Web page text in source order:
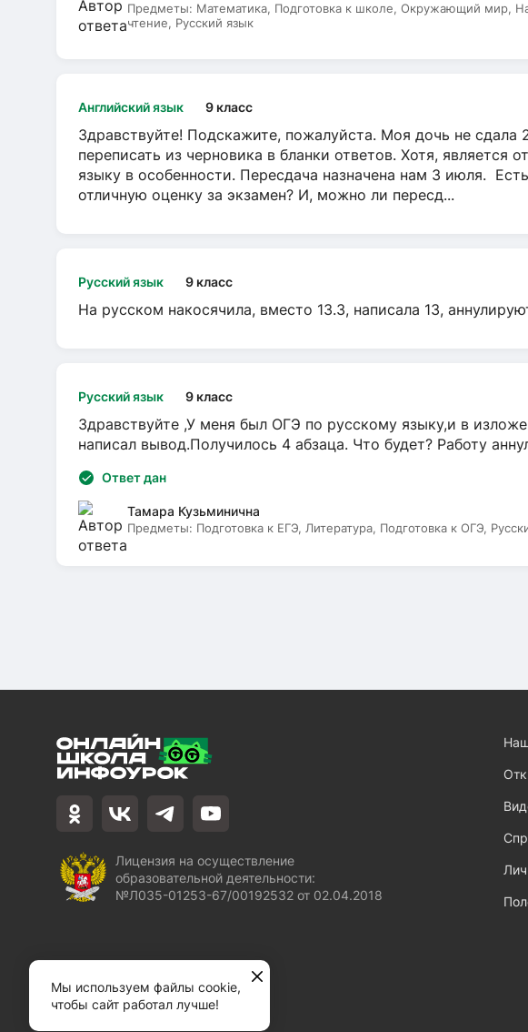
Предметы: Математика, Подготовка к школе, Окружающий мир,
чтение, Русский язык
Английский язык 9 класс
Здравствуйте! Подскажите, пожалуйста. Моя дочь не сдала
переписать из черновика в бланки ответов. Хотя, является
языку в особенности. Пересдача назначена нам 3 июля.
отличную оценку за экзамен? И, можно ли пересд...
Русский язык 9 класс
На русском накосячила, вместо 13.3, написала 13,
Русский язык 9 класс
Здравствуйте ,У меня был ОГЭ по русскому языку,и в
написал вывод.Получилось 4 абзаца. Что будет? Работу
Ответ дан
Тамара Кузьминична
Предметы: Подготовка к ЕГЭ, Литература, Подготовка к ОГЭ,
Лицензия на осуществление
образовательной деятельности:
№Л035-01253-67/00192532 от 02.04.2018
Мы используем файлы cookie,
чтобы сайт работал лучше!